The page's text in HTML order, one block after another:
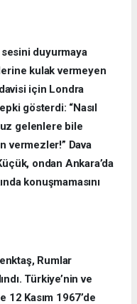
sesini duyurmaya
kulak vermeyen
için Londra
gösterdi: “Nasıl
gelenlere bile
vermezler!” Dava
ondan Ankara’da
konuşmamasını
Rumlar
Türkiye’nin ve
12 Kasım 1967’de